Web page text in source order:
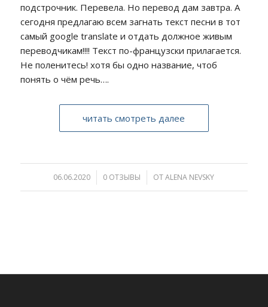
подстрочник. Перевела. Но перевод дам завтра. А
сегодня предлагаю всем загнать текст песни в тот
самый google translate и отдать должное живым
переводчикам!!!! Текст по-французски прилагается.
Не поленитесь! хотя бы одно название, чтоб
понять о чём речь….
читать смотреть далее
06.06.2020
/ 0 ОТЗЫВЫ
/ ОТALENA NEVSKY